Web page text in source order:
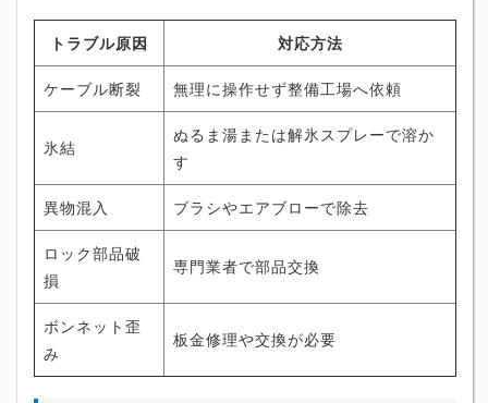
トラブル原因 対応方法
ケーブル断裂 無理に操作せず整備工場へ依頼
氷結
ぬるま湯または解氷スプレーで溶か
す
異物混入 ブラシやエアブローで除去
ロック部品破
損
専門業者で部品交換
ボンネット歪
み
板金修理や交換が必要